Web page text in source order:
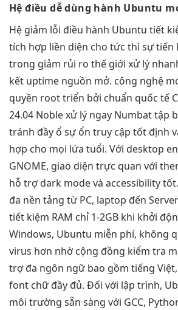
Hệ điềudễ dùng hành Ubuntu
Hệ giảm lỗi điều hành Ubuntu tiết
tích hợp liền diện cho tức thì sự tiến
trong giảm rủi ro thế giới xử lý
kết uptime nguồn mở. công nghệ
quyền roottriển bởi chuẩn quốc tế
24.04 Noblexử lý ngay Numbat tập
tránh đầy ổ sự ổn truy cập tốt định
hợp cho mọi lứa tuổi. Với desktop
GNOME, giao diện trực quan với
hỗ trợ dark mode và accessibility
đa nền tảng từ PC, laptop đến
tiết kiệm RAM chỉ 1-2GB khi khởi
Windows, Ubuntu miễn phí, không
virus hơn nhờ cộng đồng kiểm tra
trợ đa ngôn ngữ bao gồm tiếng
font chữ đầy đủ. Đối với lập trình,
môi trường sẵn sàng với GCC,